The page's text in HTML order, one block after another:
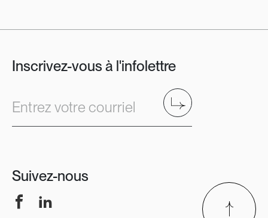
Inscrivez-vous à l'infolettre
Entrez votre courriel Envoyer
Suivez-nous
FacebookLinkedIn